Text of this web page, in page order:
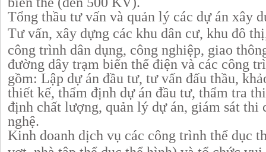
Tổng thầu tư vấn và quản lý các dự án xây
Tư vấn, xây dựng các khu dân cư, khu đô
công trình dân dụng, công nghiệp, giao
đường dây trạm biến thế điện và các công
gồm: Lập dự án đầu tư, tư vấn đấu thầu,
thiết kế, thẩm định dự án đầu tư, thẩm tra
định chất lượng, quản lý dự án, giám sát thi
nghệ.
Kinh doanh dịch vụ các công trình thể dục